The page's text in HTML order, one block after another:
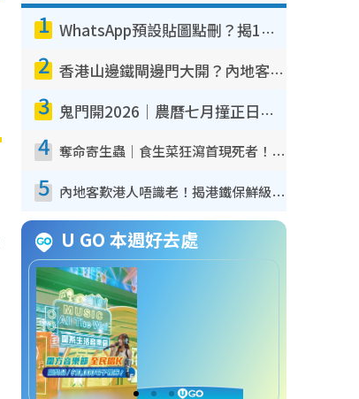
1 WhatsApp預設貼圖點刪？揭1招「反向操作」還原簡潔介面 附3步實測教學
2 香港山邊鐵閘邊門大開？內地客困惑意義何在！網民神回覆：呢種叫法理性防禦
3 鬼門開2026｜農曆七月撞正日全食特別邪？專家警告切忌做一事！揭4大禁忌+2招保平安
4 奪命寄生蟲｜食生菜狂瀉首現死者！疫潮惡化錄1.8萬宗病例 揭洗菜3大謬誤
5 內地客歎港人唔識老！揭港鐵保鮮級冷氣 港人求放過：咪投訴
U GO 本週好去處